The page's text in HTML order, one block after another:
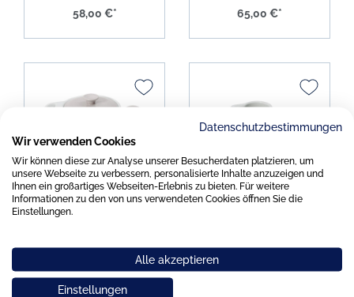
58,00 €* 65,00 €*
Dibbern Solid Color
pearl Teekanne 1,10ltr.
Dibbern Solid Color
pearl Milchkännchen /
Datenschutzbestimmungen
Wir verwenden Cookies
Wir können diese zur Analyse unserer Besucherdaten platzieren, um
unsere Webseite zu verbessern, personalisierte Inhalte anzuzeigen und
Ihnen ein großartiges Webseiten-Erlebnis zu bieten. Für weitere
Informationen zu den von uns verwendeten Cookies öffnen Sie die
Einstellungen.
Alle akzeptieren
Einstellungen